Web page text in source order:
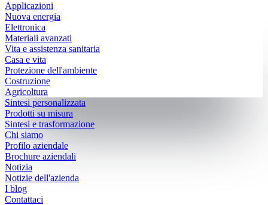
Applicazioni
Nuova energia
Elettronica
Materiali avanzati
Vita e assistenza sanitaria
Casa e vita
Protezione dell'ambiente
Costruzione
Agricoltura
Sintesi personalizzata
Prodotti su misura
Sintesi e trasformazione
Chi siamo
Profilo aziendale
Brochure aziendali
Notizia
Notizie dell'azienda
I blog
Contattaci